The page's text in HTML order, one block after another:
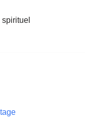
spirituel